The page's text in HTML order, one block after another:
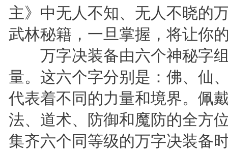
主》中无人不知、无人不晓的
武林秘籍，一旦掌握，将让你
万字决装备由六个神秘字组
量。这六个字分别是：佛、仙
代表着不同的力量和境界。佩
法、道术、防御和魔防的全方
集齐六个同等级的万字决装备